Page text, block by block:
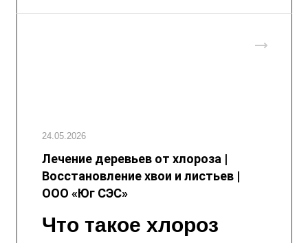
24.05.2026
Лечение деревьев от хлороза |
Восстановление хвои и листьев |
ООО «Юг СЭС»
Что такое хлороз